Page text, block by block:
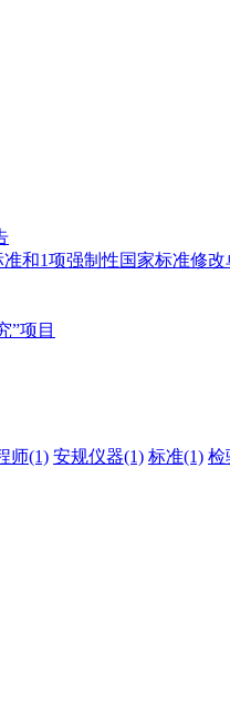
和1项强制性国家标准修
”项目
师(1) 安规仪器(1) 标准(1) 检